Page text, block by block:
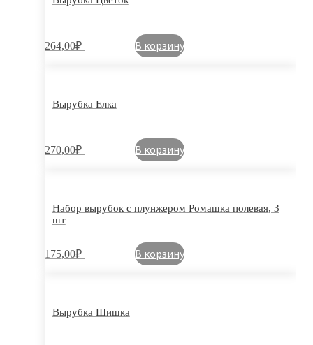
264,00₽ В корзину
Вырубка Елка
270,00₽ В корзину
Набор вырубок с плунжером Ромашка полевая, 3
шт
175,00₽ В корзину
Вырубка Шишка